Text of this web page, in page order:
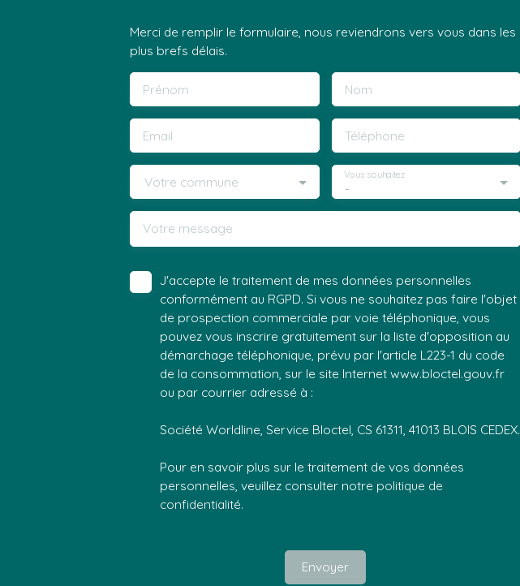
Merci de remplir le formulaire, nous reviendrons vers vous dans les
plus brefs délais.
Prénom Nom
Email Téléphone
Votre commune -
Vous souhaitez
Votre message
J'accepte le traitement de mes données personnelles
conformément au RGPD. Si vous ne souhaitez pas faire l'objet
de prospection commerciale par voie téléphonique, vous
pouvez vous inscrire gratuitement sur la liste d'opposition au
démarchage téléphonique, prévu par l'article L223-1 du code
de la consommation, sur le site Internet www.bloctel.gouv.fr
ou par courrier adressé à :
Société Worldline, Service Bloctel, CS 61311, 41013 BLOIS CEDEX.
Pour en savoir plus sur le traitement de vos données
personnelles, veuillez consulter notre politique de
confidentialité.
Envoyer